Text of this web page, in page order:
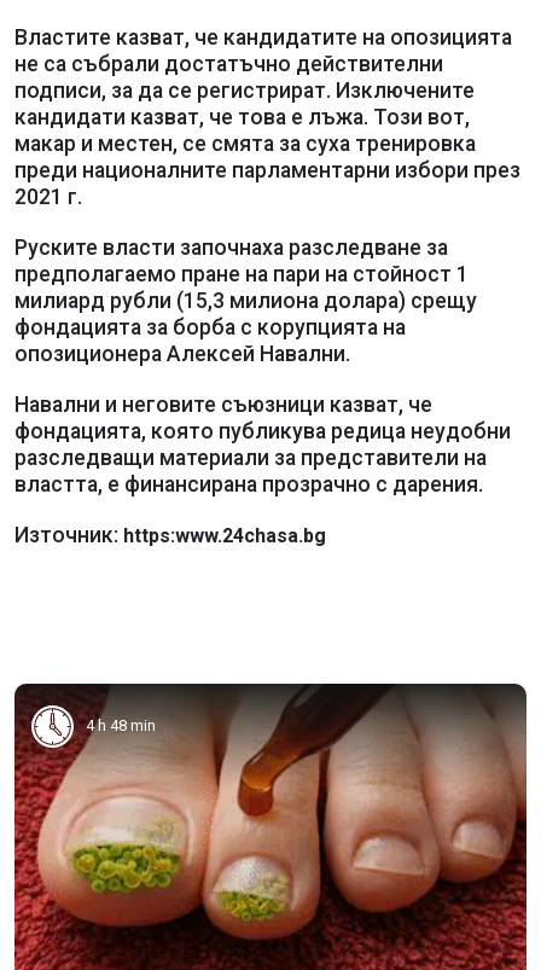
Властите казват, че кандидатите на опозицията
не са събрали достатъчно действителни
подписи, за да се регистрират. Изключените
кандидати казват, че това е лъжа. Този вот,
макар и местен, се смята за суха тренировка
преди националните парламентарни избори през
2021 г.
Руските власти започнаха разследване за
предполагаемо пране на пари на стойност 1
милиард рубли (15,3 милиона долара) срещу
фондацията за борба с корупцията на
опозиционера Алексей Навални.
Навални и неговите съюзници казват, че
фондацията, която публикува редица неудобни
разследващи материали за представители на
властта, е финансирана прозрачно с дарения.
Източник: https:www.24chasa.bg
4 h 48 min